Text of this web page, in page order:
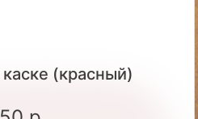
(красный)